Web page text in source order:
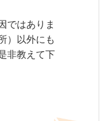
ではありま
）以外にも
非教えて下